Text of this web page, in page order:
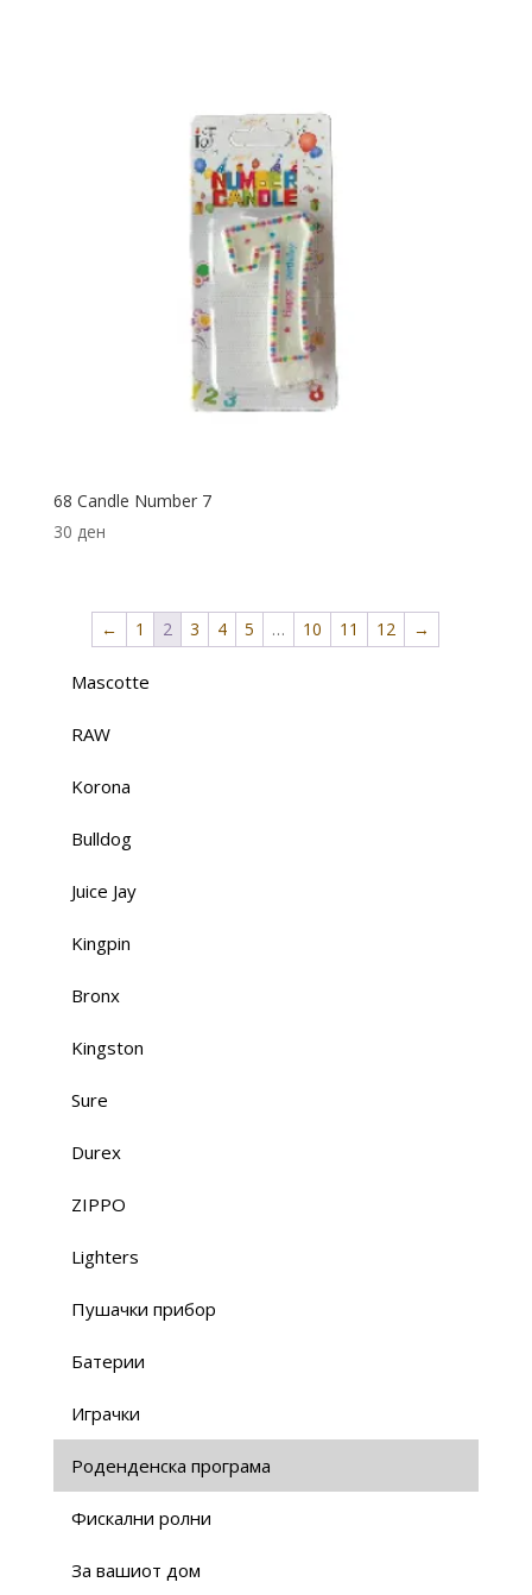
68 Candle Number 7
30 ден
← 1 2 3 4 5 … 10 11 12 →
Mascotte
RAW
Korona
Bulldog
Juice Jay
Kingpin
Bronx
Kingston
Sure
Durex
ZIPPO
Lighters
Пушачки прибор
Батерии
Играчки
Роденденска програма
Фискални ролни
За вашиот дом